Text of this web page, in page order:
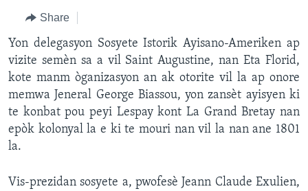
Navigation
Skip
to
Search
VIDEO
FLASHPOINT IKRÈN
Learning English
SUIV NOU
Languages
Share
Yon delegasyon Sosyete Istorik Ayisano-Ameriken ap
vizite semèn sa a vil Saint Augustine, nan Eta Florid,
kote manm òganizasyon an ak otorite vil la ap onore
memwa Jeneral George Biassou, yon zansèt ayisyen ki
te konbat pou peyi Lespay kont La Grand Bretay nan
epòk kolonyal la e ki te mouri nan vil la nan ane 1801
la.
Vis-prezidan sosyete a, pwofesè Jeann Claude Exulien,